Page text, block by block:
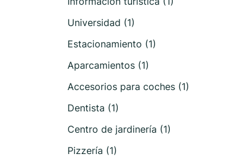
Universidad (1)
Estacionamiento (1)
Aparcamientos (1)
Accesorios para coches (1)
Dentista (1)
Centro de jardinería (1)
Pizzería (1)